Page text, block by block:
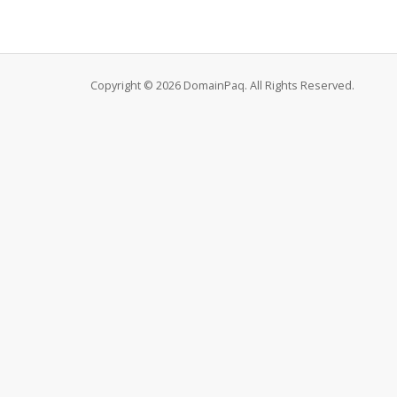
Copyright © 2026 DomainPaq. All Rights Reserved.